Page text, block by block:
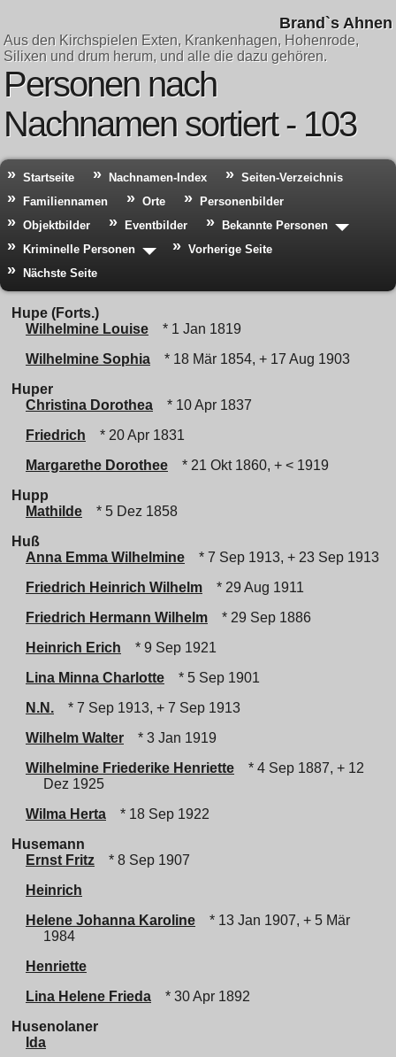
Brand`s Ahnen
Aus den Kirchspielen Exten, Krankenhagen, Hohenrode,
Silixen und drum herum, und alle die dazu gehören.
Personen nach
Nachnamen sortiert - 103
Startseite Nachnamen-Index
Seiten-Verzeichnis
Familiennamen
Orte
Personenbilder
Objektbilder
Eventbilder
Bekannte Personen
Kriminelle Personen
Vorherige Seite
Nächste Seite
Hupe (Forts.)
Wilhelmine Louise
* 1 Jan 1819
Wilhelmine Sophia
* 18 Mär 1854, + 17 Aug 1903
Huper
Christina Dorothea
* 10 Apr 1837
Friedrich
* 20 Apr 1831
Margarethe Dorothee
* 21 Okt 1860, + < 1919
Hupp
Mathilde
* 5 Dez 1858
Huß
Anna Emma Wilhelmine
* 7 Sep 1913, + 23 Sep 1913
Friedrich Heinrich Wilhelm
* 29 Aug 1911
Friedrich Hermann Wilhelm
* 29 Sep 1886
Heinrich Erich
* 9 Sep 1921
Lina Minna Charlotte
* 5 Sep 1901
N.N.
* 7 Sep 1913, + 7 Sep 1913
Wilhelm Walter
* 3 Jan 1919
Wilhelmine Friederike Henriette
* 4 Sep 1887, + 12
Dez 1925
Wilma Herta
* 18 Sep 1922
Husemann
Ernst Fritz
* 8 Sep 1907
Heinrich
Helene Johanna Karoline
* 13 Jan 1907, + 5 Mär
1984
Henriette
Lina Helene Frieda
* 30 Apr 1892
Husenolaner
Ida